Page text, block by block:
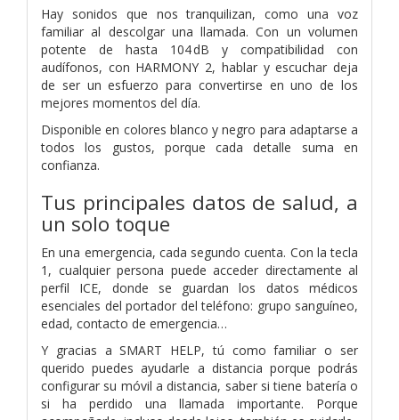
Hay sonidos que nos tranquilizan, como una voz
familiar al descolgar una llamada. Con un volumen
potente de hasta 104 dB y compatibilidad con
audífonos, con HARMONY 2, hablar y escuchar deja
de ser un esfuerzo para convertirse en uno de los
mejores momentos del día.
Disponible en colores blanco y negro para adaptarse a
todos los gustos, porque cada detalle suma en
confianza.
Tus principales datos de salud, a
un solo toque
En una emergencia, cada segundo cuenta. Con la tecla
1, cualquier persona puede acceder directamente al
perfil ICE, donde se guardan los datos médicos
esenciales del portador del teléfono: grupo sanguíneo,
edad, contacto de emergencia…
Y gracias a SMART HELP, tú como familiar o ser
querido puedes ayudarle a distancia porque podrás
configurar su móvil a distancia, saber si tiene batería o
si ha perdido una llamada importante. Porque